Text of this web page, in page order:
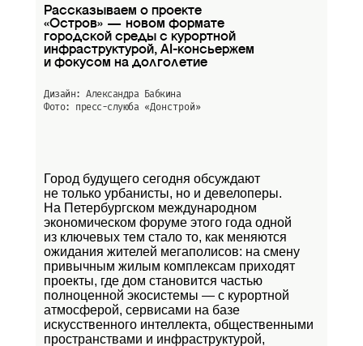
Рассказываем о проекте
«Остров» — новом формате
городской среды с курортной
инфраструктурой, AI-консьержем
и фокусом на долголетие
Дизайн: Александра Бабкина
Фото: пресс-слуюба «Донстрой»
Город будущего сегодня обсуждают
не только урбанисты, но и девелоперы.
На Петербургском международном
экономическом форуме этого года одной
из ключевых тем стало то, как меняются
ожидания жителей мегаполисов: на смену
привычным жилым комплексам приходят
проекты, где дом становится частью
полноценной экосистемы — с курортной
атмосферой, сервисами на базе
искусственного интеллекта, общественными
пространствами и инфраструктурой,